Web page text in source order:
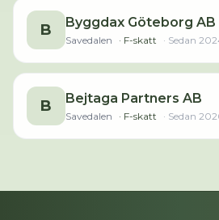
B Byggdax Göteborg AB
Savedalen · F-skatt · Sedan
B Bejtaga Partners AB
Savedalen · F-skatt · Sedan